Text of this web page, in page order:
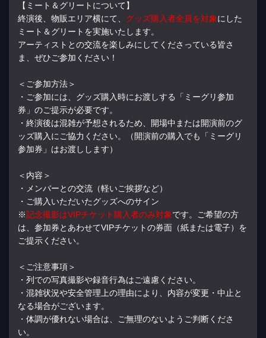
【ミート＆グリートについて】
終演後、物販エリア横にて、 グッズ購入者全員を対象にした
ミート＆グリートを実施いたします。
アーティストとの交流を楽しみにしてくださっている皆さ
ま、ぜひご参加ください！
＜ご参加方法＞
・ご参加には、グッズ購入時にお渡しする「ミーグリ参加
券」のご提示が必要です。
・終演後は混雑が予想されるため、開場中または開演前のグ
ッズ購入にご協力ください。（開演前の購入でも「ミーグリ
参加券」はお渡しします）
＜内容＞
・メンバーとの交流（軽いご挨拶など）
・ご購入いただいたグッズへのサイン
※記念撮影はVIPチケット購入者のみ対象です。ご希望の方
は、参加券とあわせてVIPチケットの券面（紙または電子）を
ご提示ください。
＜ご注意事項＞
・列での写真撮影や録音行為はご遠慮ください。
・混雑状況や安全管理上の理由により、内容が変更・中止と
なる場合がございます。
・体調が優れない場合は、ご無理のないようご判断くださ
い。